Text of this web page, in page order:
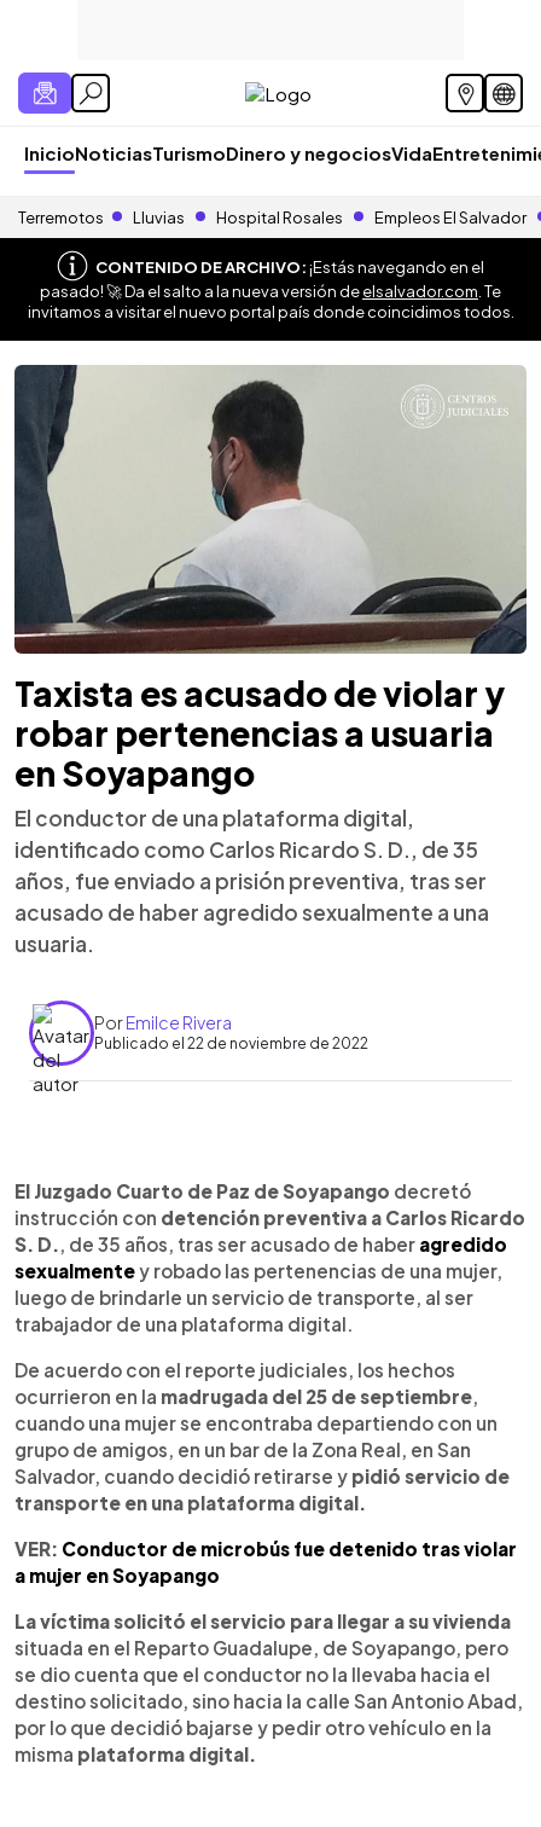
InicioNoticiasTurismoDinero y negociosVida
Terremotos Lluvias Hospital Rosales Empleos El Salvador
CONTENIDO DE ARCHIVO:¡Estás navegando en el
pasado! 🚀 Da el salto a la nueva versión deelsalvador.com . Te
invitamos a visitar el nuevo portal país donde coincidimos todos.
Taxista es acusado de violar y
robar pertenencias a usuaria
en Soyapango
El conductor de una plataforma digital,
identificado como Carlos Ricardo S. D., de 35
años, fue enviado a prisión preventiva, tras ser
acusado de haber agredido sexualmente a una
usuaria.
PorEmilce Rivera
Publicado el 22 de noviembre de 2022
Escuchar artículo
El Juzgado Cuarto de Paz de Soyapango decretó
instrucción con detención preventiva a Carlos Ricardo
S. D. , de 35 años, tras ser acusado de haber agredido
sexualmentey robado las pertenencias de una mujer,
luego de brindarle un servicio de transporte, al ser
trabajador de una plataforma digital.
De acuerdo con el reporte judiciales, los hechos
ocurrieron en la madrugada del 25 de septiembre
cuando una mujer se encontraba departiendo con un
grupo de amigos, en un bar de la Zona Real, en San
Salvador, cuando decidió retirarse y pidió servicio de
transporte en una plataforma digital.
VER: Conductor de microbús fue detenido tras violar
a mujer en Soyapango
La víctima solicitó el servicio para llegar a su vivienda
situada en el Reparto Guadalupe, de Soyapango, pero
se dio cuenta que el conductor no la llevaba hacia el
destino solicitado, sino hacia la calle San Antonio Abad,
por lo que decidió bajarse y pedir otro vehículo en la
misma plataforma digital.